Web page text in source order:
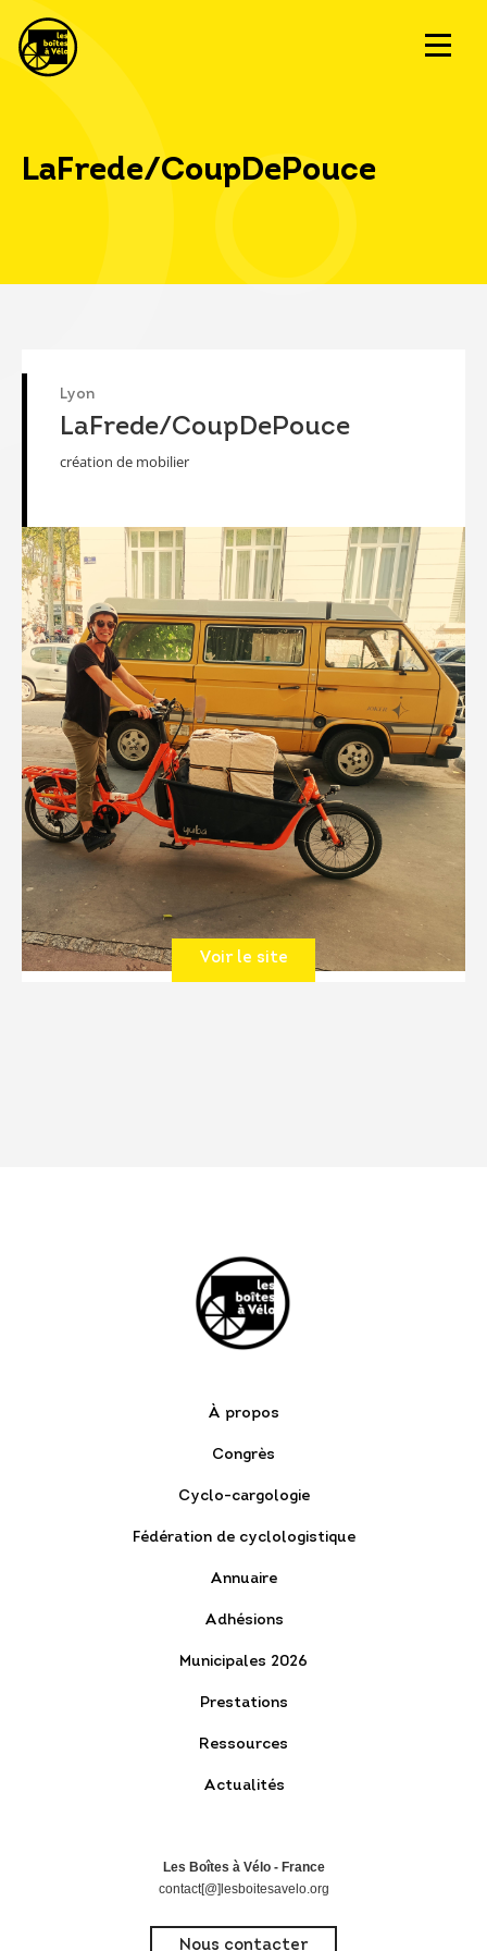
LaFrede/CoupDePouce
Lyon
LaFrede/CoupDePouce
création de mobilier
Voir le site
À propos
Congrès
Cyclo-cargologie
Fédération de cyclologistique
Annuaire
Adhésions
Municipales 2026
Prestations
Ressources
Actualités
Les Boîtes à Vélo - France
contact[@]lesboitesavelo.org
Nous contacter